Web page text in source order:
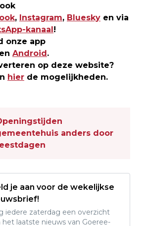
, Instagram, Bluesky en via
kanaal!
onze app
en Android.
op deze website?
hier de mogelijkheden.
anders door
je aan voor de wekelijkse
iedere zaterdag een overzicht
het laatste nieuws van Goeree-